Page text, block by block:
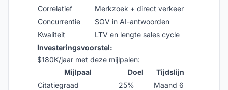
Correlatief
Merkzoek + direct verkeer
Concurrentie
SOV in AI-antwoorden
Kwaliteit
LTV en lengte sales cycle
Investeringsvoorstel:
$180K/jaar met deze mijlpalen:
Mijlpaal
Doel
Tijdslijn
Citatiegraad
25%
Maand 6